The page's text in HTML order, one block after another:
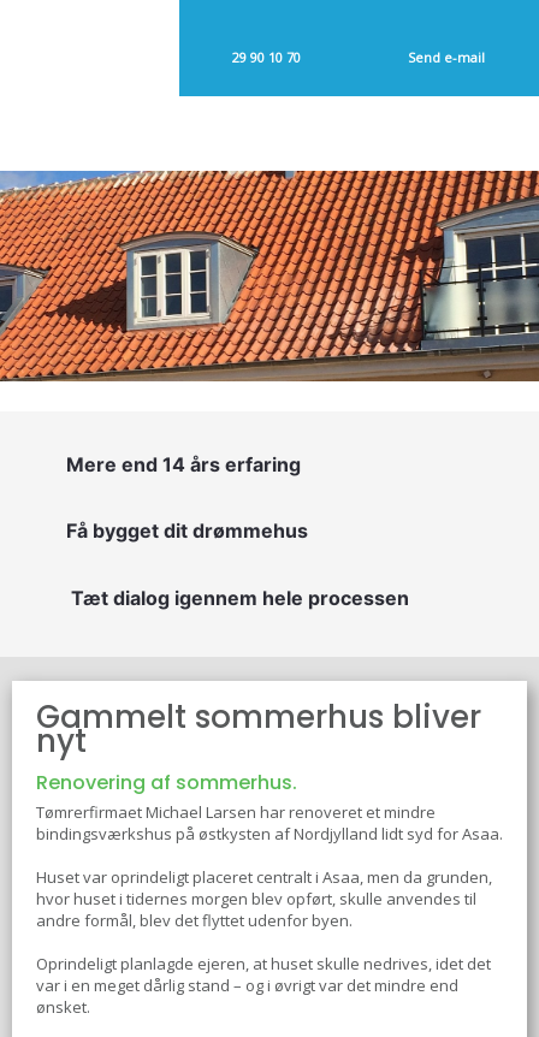
29 90 10 70​ Send e-mail​
Mere end 14 års erfaring
Få bygget dit drømmehus
Tæt dialog igennem hele processen
Gammelt sommerhus bliver
nyt
Renovering af sommerhus.
Tømrerfirmaet Michael Larsen har renoveret et mindre
bindingsværkshus på østkysten af Nordjylland lidt syd for Asaa.
Huset var oprindeligt placeret centralt i Asaa, men da grunden,
hvor huset i tidernes morgen blev opført, skulle anvendes til
andre formål, blev det flyttet udenfor byen.
Oprindeligt planlagde ejeren, at huset skulle nedrives, idet det
var i en meget dårlig stand – og i øvrigt var det mindre end
ønsket.